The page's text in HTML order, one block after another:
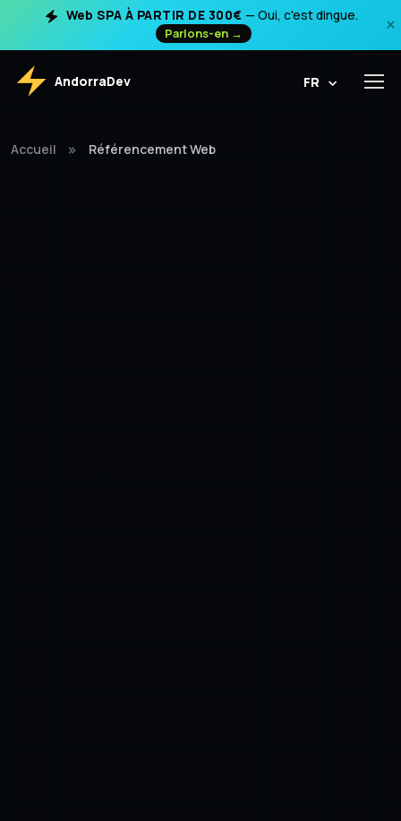
Web SPA À PARTIR DE 300€ — Oui, c'est dingue.
Parlons-en →
×
AndorraDev FR
Accueil Référencement Web